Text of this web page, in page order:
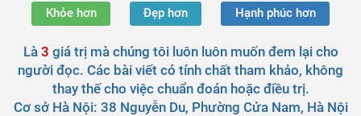
Khỏe hơn Đẹp hơn Hạnh phúc hơn
Là 3 giá trị mà chúng tôi luôn luôn muốn đem lại cho
người đọc. Các bài viết có tính chất tham khảo, không
thay thế cho việc chuẩn đoán hoặc điều trị.
Cơ sở Hà Nội: 38 Nguyễn Du, Phường Cửa Nam, Hà Nội